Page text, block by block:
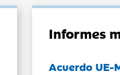
Informes
Acuerdo UE-